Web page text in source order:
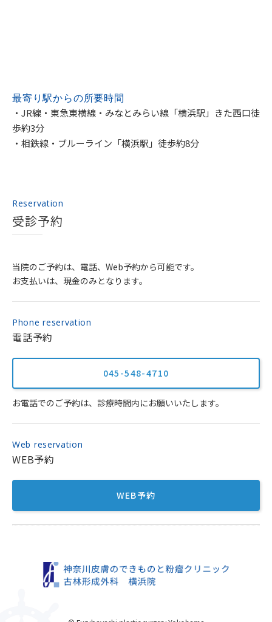
最寄り駅からの所要時間
・JR線・東急東横線・みなとみらい線「横浜駅」きた西口徒
歩約3分
・相鉄線・ブルーライン「横浜駅」徒歩約8分
Reservation
受診予約
当院のご予約は、電話、Web予約から可能です。
お支払いは、現金のみとなります。
Phone reservation
電話予約
045-548-4710
お電話でのご予約は、診療時間内にお願いいたします。
Web reservation
WEB予約
WEB予約